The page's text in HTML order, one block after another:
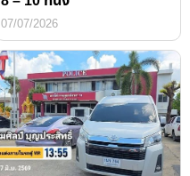
07/07/2026